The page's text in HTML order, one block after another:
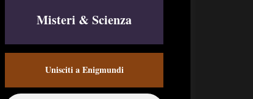
Misteri & Scienza
Unisciti a Enigmundi